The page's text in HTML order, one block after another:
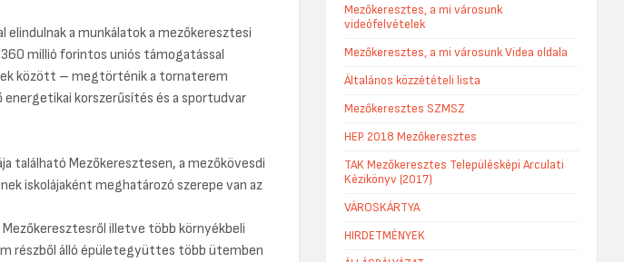
a munkálatok a mezőkeresztesi
millió forintos uniós támogatással
között – megtörténik a tornaterem
korszerűsítés és a sportudvar
található Mezőkeresztesen, a mezőkövesdi
iskolájaként meghatározó szerepe van az
illetve több környékbeli
részből álló épületegyüttes több ütemben
Mezőkeresztes, a mi városunk
videófelvételek
Mezőkeresztes, a mi városunk Videa oldala
Általános közzétételi lista
Mezőkeresztes SZMSZ
HEP 2018 Mezőkeresztes
TAK Mezőkeresztes Településképi Arculati
Kézikönyv (2017)
VÁROSKÁRTYA
HIRDETMÉNYEK